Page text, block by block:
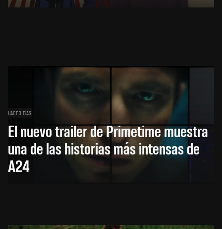
HACE 3 DÍAS
El nuevo trailer de Primetime muestra
una de las historias más intensas de
A24